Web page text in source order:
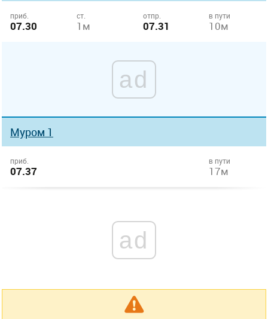
приб.
07.30
ст.
1м
отпр.
07.31
в пути
10м
ad
Муром 1
приб.
07.37
в пути
17м
ad